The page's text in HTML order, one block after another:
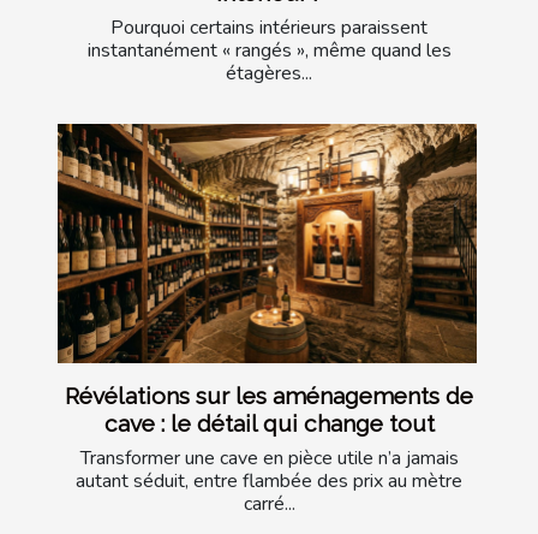
Pourquoi certains intérieurs paraissent
instantanément « rangés », même quand les
étagères...
Révélations sur les aménagements de
cave : le détail qui change tout
Transformer une cave en pièce utile n’a jamais
autant séduit, entre flambée des prix au mètre
carré...